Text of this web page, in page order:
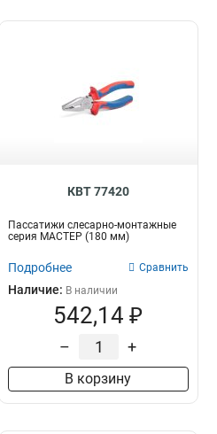
КВТ 77420
Пассатижи слесарно-монтажные
серия МАСТЕР (180 мм)
Подробнее Сравнить
Наличие: В наличии
542,14 ₽
– +
В корзину